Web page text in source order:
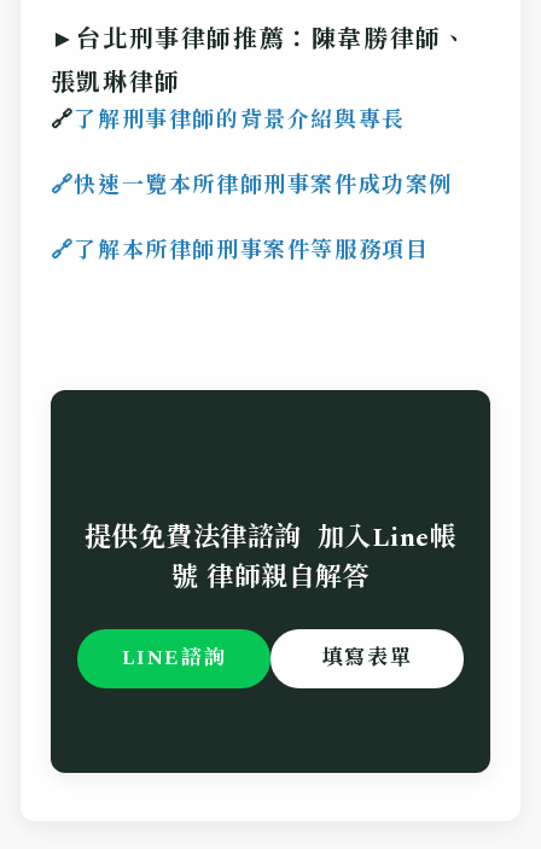
►台北刑事律師推薦：陳韋勝律師、
張凱琳律師
🔗了解刑事律師的背景介紹與專長
🔗快速一覽本所律師刑事案件成功案例
🔗了解本所律師刑事案件等服務項目
提供免費法律諮詢 加入Line帳
號 律師親自解答
LINE諮詢 填寫表單